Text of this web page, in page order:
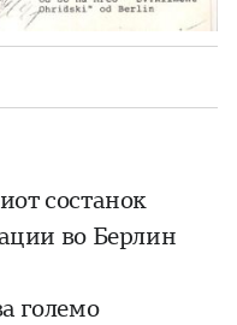
состанок
во Берлин
големо